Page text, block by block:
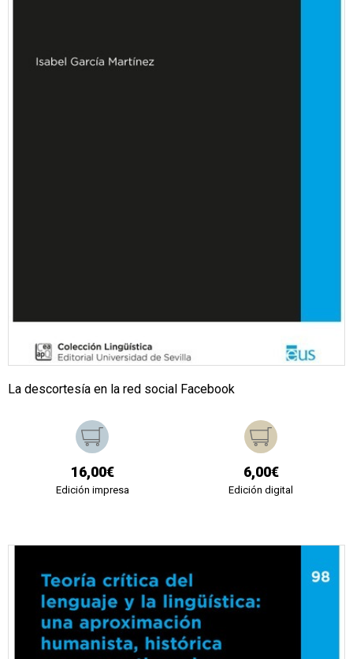
La descortesía en la red social Facebook
16,00€
Edición impresa
6,00€
Edición digital